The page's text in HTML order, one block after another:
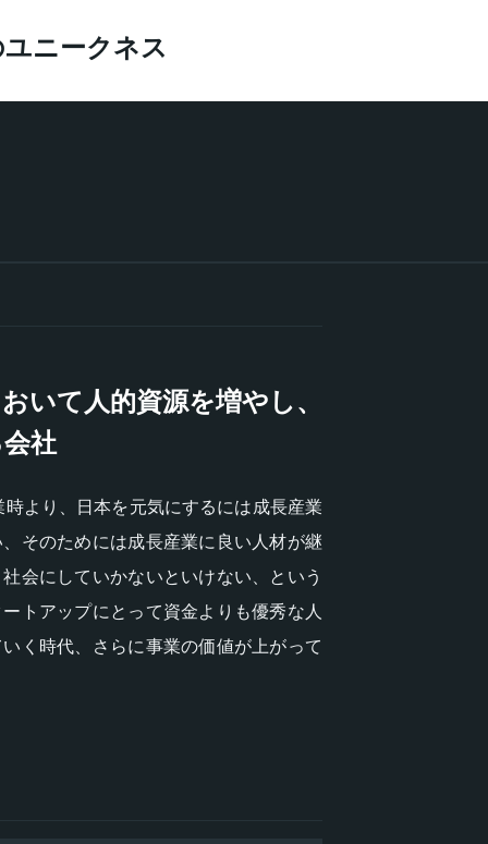
ニークネス
いて人的資源を増やし、
社
より、日本を元気にするには成長産業
そのためには成長産業に良い人材が継
会にしていかないといけない、という
トアップにとって資金よりも優秀な人
く時代、さらに事業の価値が上がって